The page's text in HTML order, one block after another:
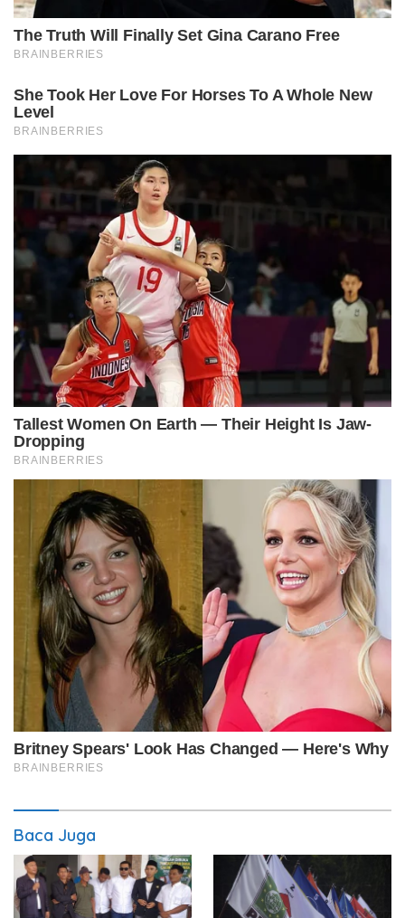
Baca Juga